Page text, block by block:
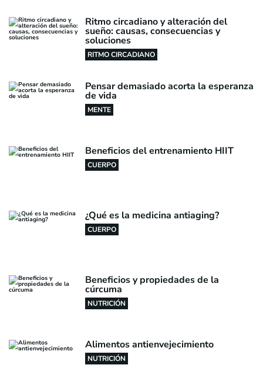
Ritmo circadiano y alteración del
sueño: causas, consecuencias y
soluciones
RITMO CIRCADIANO
Pensar demasiado acorta la esperanza
de vida
MENTE
Beneficios del entrenamiento HIIT
CUERPO
¿Qué es la medicina antiaging?
CUERPO
Beneficios y propiedades de la
cúrcuma
NUTRICIÓN
Alimentos antienvejecimiento
NUTRICIÓN